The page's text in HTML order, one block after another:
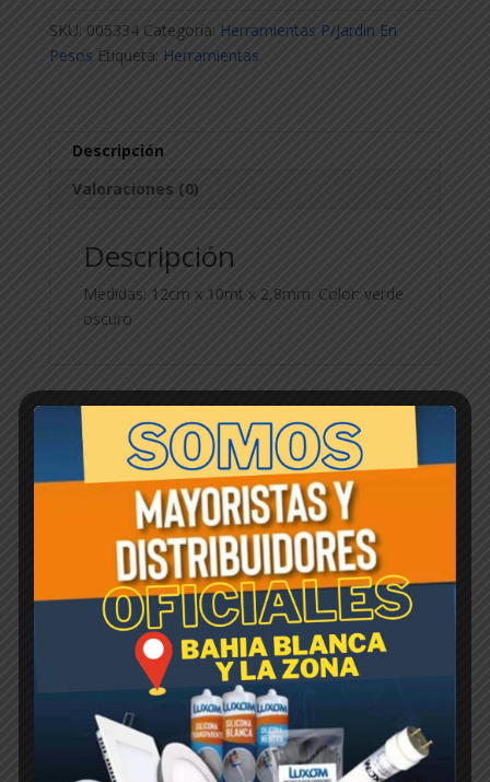
SKU: 005334 Categoría: Herramientas P/Jardin En
Pesos Etiqueta: Herramientas
Descripción
Valoraciones (0)
Descripción
Medidas: 12cm x 10mt x 2,8mm. Color: verde
oscuro
Productos relacionados